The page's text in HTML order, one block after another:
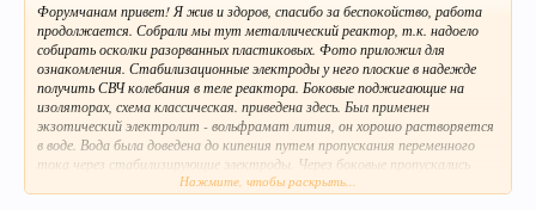
Форумчанам привет! Я жив и здоров, спасибо за беспокойство, работа
продолжается. Собрали мы тут металлический реактор, т.к. надоело
собирать осколки разорванных пластиковых. Фото приложил для
ознакомления. Стабилизационные электроды у него плоские в надежде
получить СВЧ колебания в теле реактора. Боковые поджигающие на
изоляторах, схема классическая. приведена здесь. Был применен
экзотический электролит - вольфрамат лития, он хорошо растворяется
в воде. Вода была доведена до кипения путем пропускания переменного
тока через стабилизирующие электроды. Через боковые пропускались
импульсы тока с напряжением 100-750В для запуска. На пару горел
Нажмите, чтобы раскрыть...